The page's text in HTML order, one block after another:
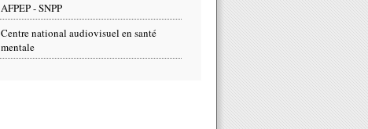
AFPEP - SNPP
Centre national audiovisuel en santé
mentale